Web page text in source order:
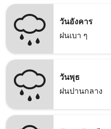
วันอังคาร
ฝนเบา ๆ
วันพุธ
ฝนปานกลาง